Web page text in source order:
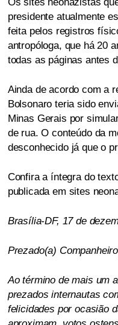
presidente atualmente
feita pelos registros
antropóloga, que há 20
todas as páginas antes
Ainda de acordo com a
Bolsonaro teria sido
Minas Gerais por
de rua. O conteúdo da
desconhecido já que o
Confira a íntegra do
publicada em sites
Brasília-DF, 17 de
Prezado(a)
Ao término de mais um
prezados internautas
felicidades por ocasião